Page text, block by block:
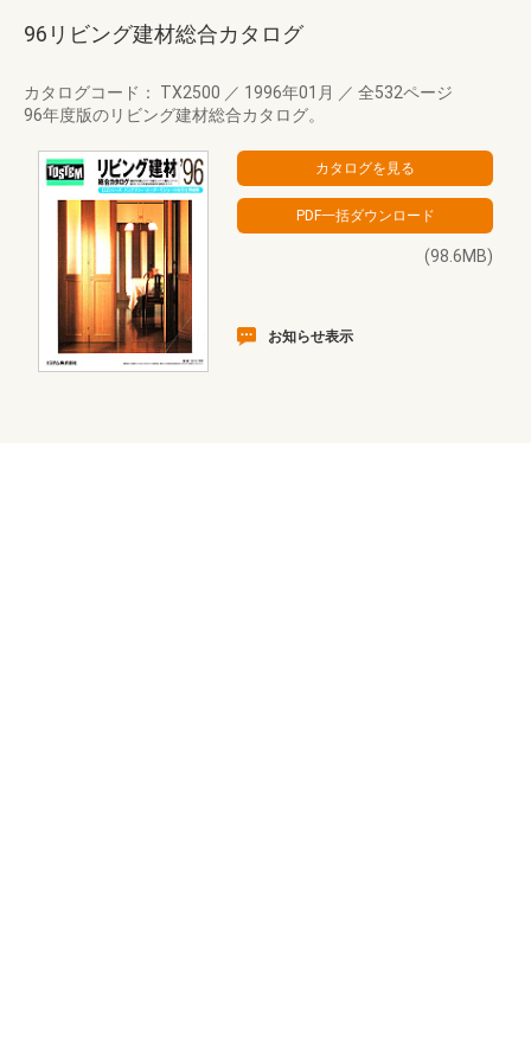
96リビング建材総合カタログ
カタログコード： TX2500 ／ 1996年01月 ／ 全532ページ
96年度版のリビング建材総合カタログ。
(98.6MB)
お知らせ表示